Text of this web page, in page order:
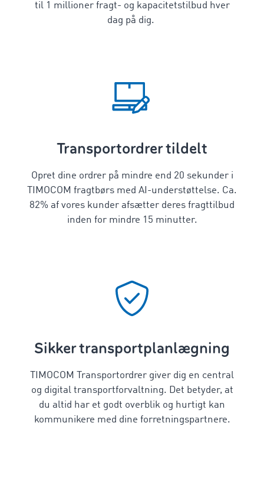
til 1 millioner fragt- og kapacitetstilbud hver
dag på dig.
Transportordrer tildelt
Opret dine ordrer på mindre end 20 sekunder i
TIMOCOM fragtbørs med AI-understøttelse. Ca.
82% af vores kunder afsætter deres fragttilbud
inden for mindre 15 minutter.
Sikker transportplanlægning
TIMOCOM Transportordrer giver dig en central
og digital transportforvaltning. Det betyder, at
du altid har et godt overblik og hurtigt kan
kommunikere med dine forretningspartnere.